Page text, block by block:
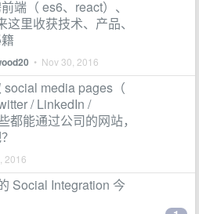
端（ es6、react）、
里收获技术、产品、
• Nov 30, 2016
media pages（
/ LinkedIn /
都能通过公司的网站，
2016
Social Integration 今